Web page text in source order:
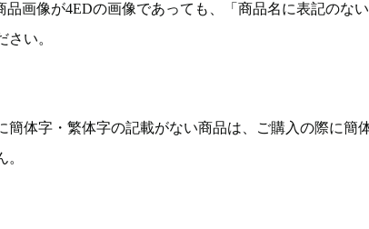
品画像が4EDの画像であっても、「商品名に表記のない
い。
簡体字・繁体字の記載がない商品は、ご購入の際に簡